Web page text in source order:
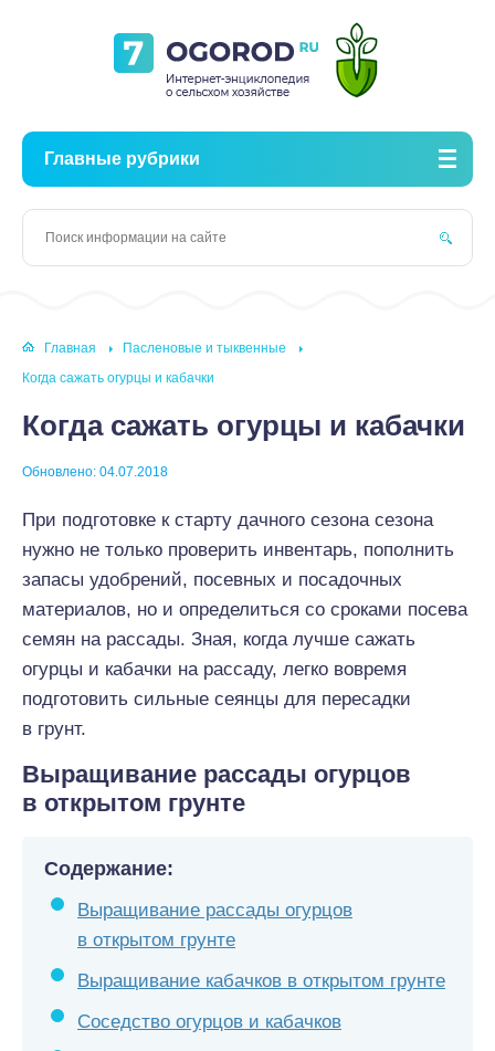
Главные рубрики
Главная
Пасленовые и тыквенные
Когда сажать огурцы и кабачки
Когда сажать огурцы и кабачки
Обновлено: 04.07.2018
При подготовке к старту дачного сезона сезона
нужно не только проверить инвентарь, пополнить
запасы удобрений, посевных и посадочных
материалов, но и определиться со сроками посева
семян на рассады. Зная, когда лучше сажать
огурцы и кабачки на рассаду, легко вовремя
подготовить сильные сеянцы для пересадки
в грунт.
Выращивание рассады огурцов
в открытом грунте
Содержание:
Выращивание рассады огурцов
в открытом грунте
Выращивание кабачков в открытом грунте
Соседство огурцов и кабачков